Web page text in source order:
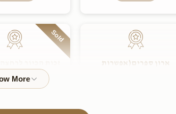
ארון ספרים(אפשרות
Sold
$3,600.00